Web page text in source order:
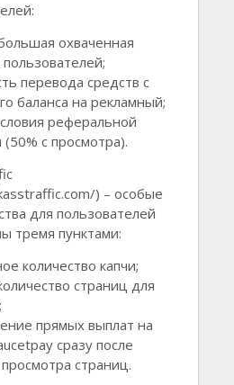
охваченная
перевода средств с
баланса на рекламный;
реферальной
с просмотра).
) – особые
для пользователей
тремя пунктами:
количество капчи;
страниц для
прямых выплат на
сразу после
страниц.